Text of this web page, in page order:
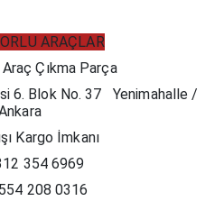
ARAÇLAR
Çıkma Parça​
6. Blok No. 37 Yenimahalle /
Kargo İmkanı
354 6969
208 0316